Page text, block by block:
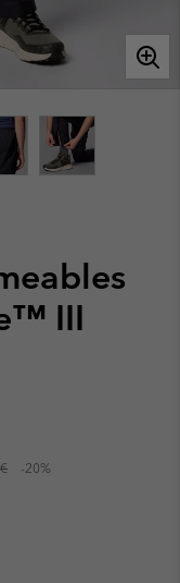
III
-20%